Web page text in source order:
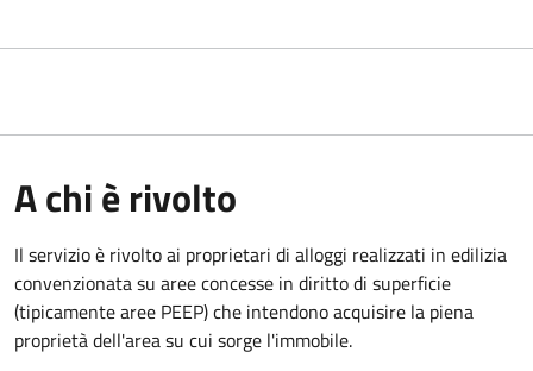
A chi è rivolto
Il servizio è rivolto ai proprietari di alloggi realizzati in edilizia
convenzionata su aree concesse in diritto di superficie
(tipicamente aree PEEP) che intendono acquisire la piena
proprietà dell'area su cui sorge l'immobile.